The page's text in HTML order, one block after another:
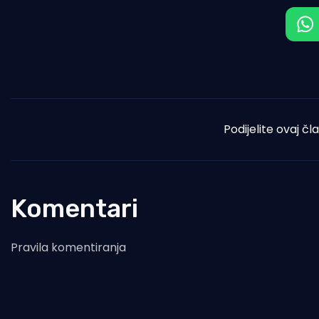
Podijelite ovaj
Komentari
Pravila komentiranja